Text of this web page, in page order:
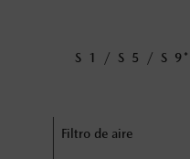
S 1 / S 5 / S
Filtro de aire